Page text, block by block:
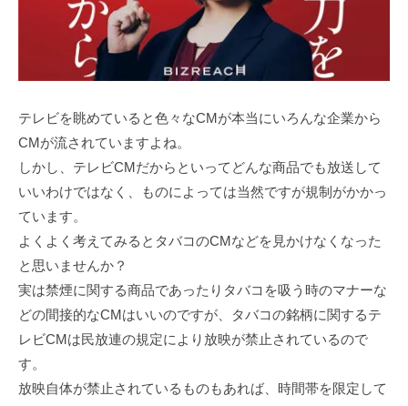
テレビを眺めていると色々なCMが本当にいろんな企業から
CMが流されていますよね。
しかし、テレビCMだからといってどんな商品でも放送して
いいわけではなく、ものによっては当然ですが規制がかかっ
ています。
よくよく考えてみるとタバコのCMなどを見かけなくなった
と思いませんか？
実は禁煙に関する商品であったりタバコを吸う時のマナーな
どの間接的なCMはいいのですが、タバコの銘柄に関するテ
レビCMは民放連の規定により放映が禁止されているので
す。
放映自体が禁止されているものもあれば、時間帯を限定して